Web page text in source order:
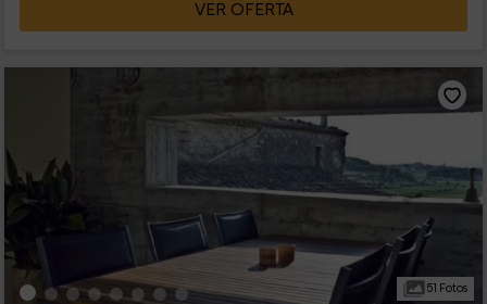
VER OFERTA
51 Fotos